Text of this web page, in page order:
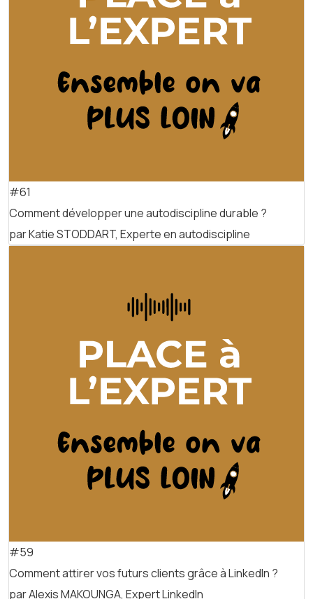
#61
Comment développer une autodiscipline durable ?
par Katie STODDART, Experte en autodiscipline
#59
Comment attirer vos futurs clients grâce à LinkedIn ?
par Alexis MAKOUNGA, Expert LinkedIn